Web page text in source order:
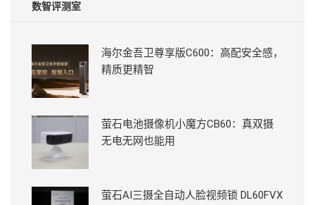
数智评测室
海尔金吾卫尊享版C600：高配安全感，
精质更精智
萤石电池摄像机小魔方CB60：真双摄
无电无网也能用
萤石AI三摄全自动人脸视频锁 DL60FVX